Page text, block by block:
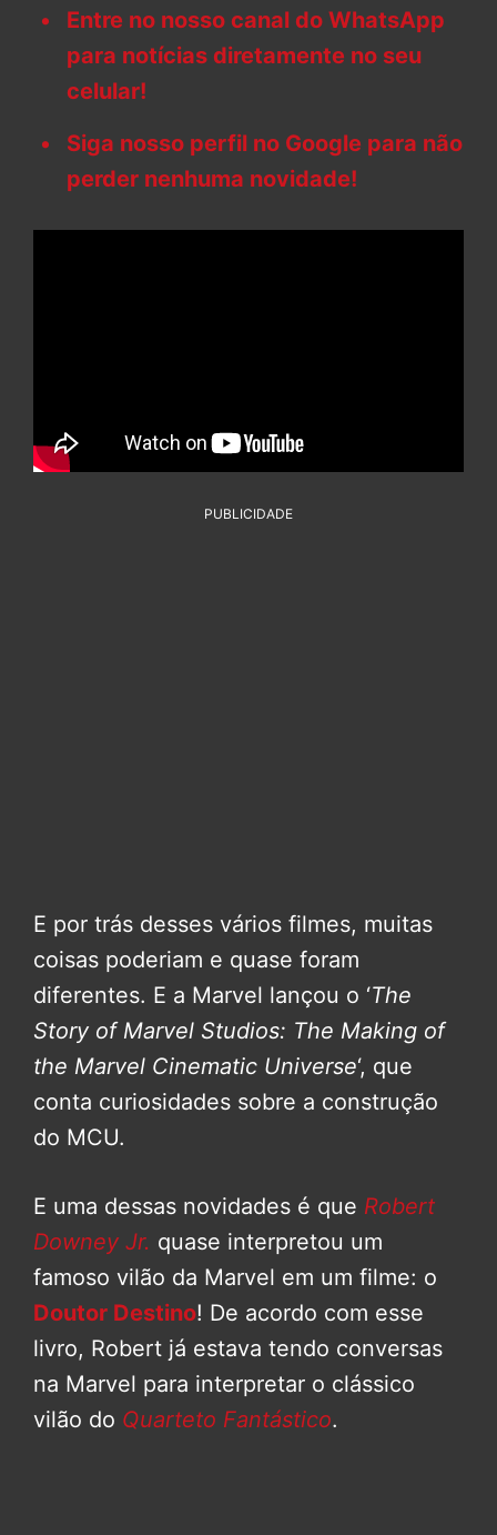
Entre no nosso canal do WhatsApp
para notícias diretamente no seu
celular!
Siga nosso perfil no Google para não
perder nenhuma novidade!
PUBLICIDADE
E por trás desses vários filmes, muitas
coisas poderiam e quase foram
diferentes. E a Marvel lançou o ‘The
Story of Marvel Studios: The Making of
the Marvel Cinematic Universe‘, que
conta curiosidades sobre a construção
do MCU.
E uma dessas novidades é que Robert
Downey Jr. quase interpretou um
famoso vilão da Marvel em um filme: o
Doutor Destino! De acordo com esse
livro, Robert já estava tendo conversas
na Marvel para interpretar o clássico
vilão do Quarteto Fantástico.